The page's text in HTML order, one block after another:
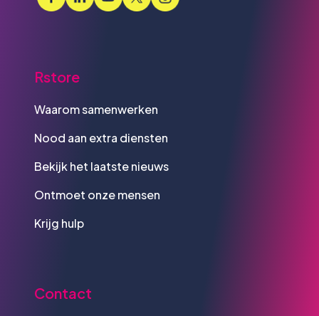
Rstore
Waarom samenwerken
Nood aan extra diensten
Bekijk het laatste nieuws
Ontmoet onze mensen
Krijg hulp
Contact